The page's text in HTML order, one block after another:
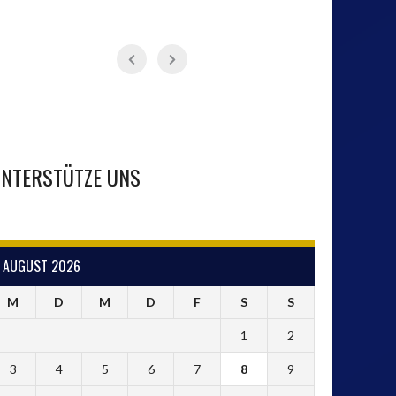
UNS
AUGUST 2026
M D M D F S S
1 2
3 4 5 6 7 8 9